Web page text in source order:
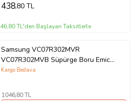
438,80 TL
46,80 TL'den Başlayan Taksitlerle
Samsung VC07R302MVR
VC07R302MVB Süpürge Boru Emici
Hortum Seti
Kargo Bedava
1046,80 TL